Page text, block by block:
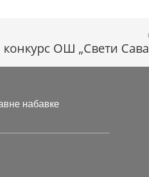
конкурс ОШ „Свети
набавке